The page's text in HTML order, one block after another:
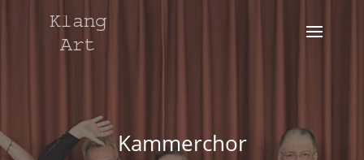
Kammerchor